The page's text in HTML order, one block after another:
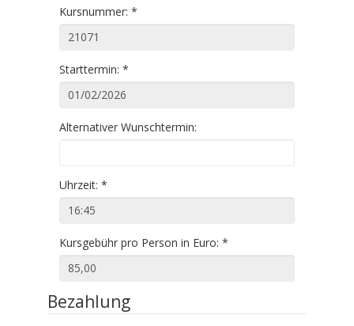
Kursnummer: *
Starttermin: *
Alternativer Wunschtermin:
Uhrzeit: *
Kursgebühr pro Person in Euro: *
Bezahlung